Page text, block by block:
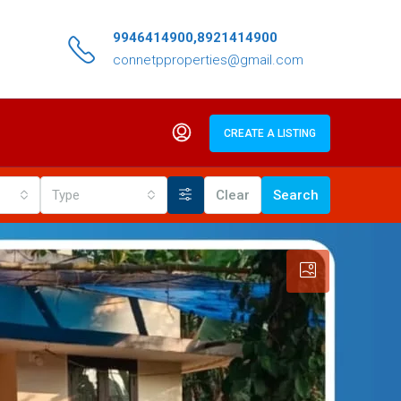
9946414900,8921414900
connetpproperties@gmail.com
CREATE A LISTING
Type Clear Search